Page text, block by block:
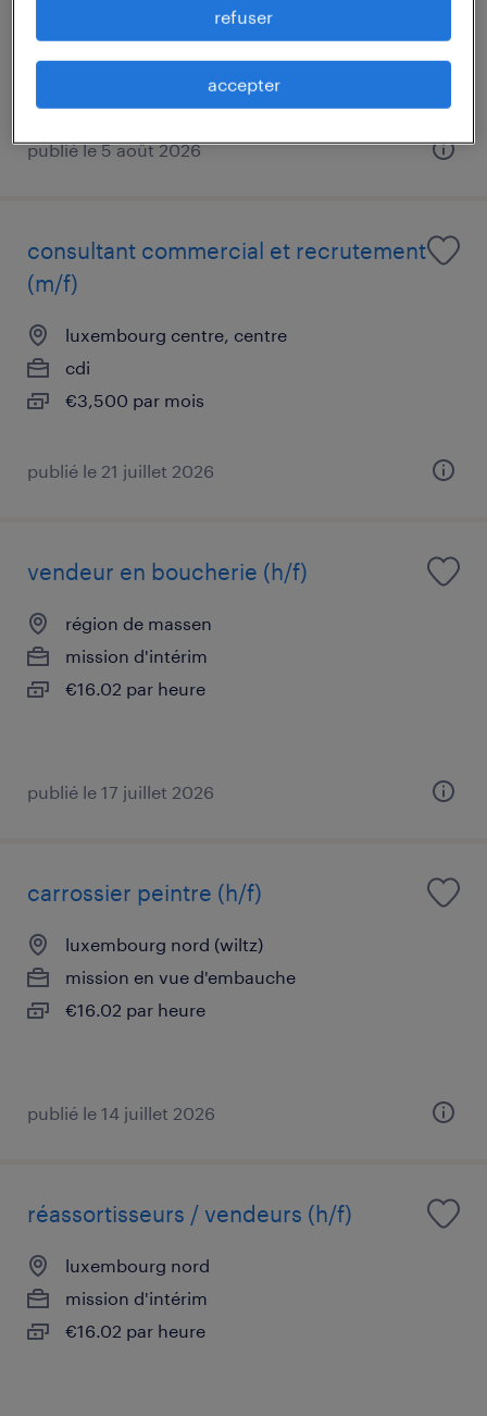
publié le 5 août 2026
consultant commercial et recrutement
(m/f)
luxembourg centre, centre
cdi
€3,500 par mois
publié le 21 juillet 2026
vendeur en boucherie (h/f)
région de massen
mission d'intérim
€16.02 par heure
publié le 17 juillet 2026
carrossier peintre (h/f)
luxembourg nord (wiltz)
mission en vue d'embauche
€16.02 par heure
publié le 14 juillet 2026
réassortisseurs / vendeurs (h/f)
luxembourg nord
mission d'intérim
€16.02 par heure
refuser
accepter